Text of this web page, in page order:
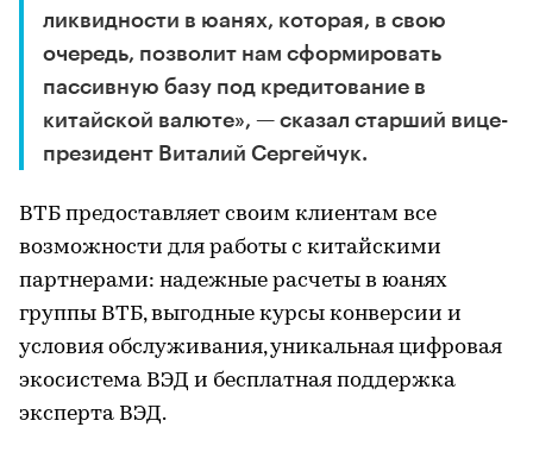
ликвидности в юанях, которая, в свою
очередь, позволит нам сформировать
пассивную базу под кредитование в
китайской валюте», — сказал старший вице-
президент Виталий Сергейчук.
ВТБ предоставляет своим клиентам все
возможности для работы с китайскими
партнерами: надежные расчеты в юанях
группы ВТБ, выгодные курсы конверсии и
условия обслуживания, уникальная цифровая
экосистема ВЭД и бесплатная поддержка
эксперта ВЭД.